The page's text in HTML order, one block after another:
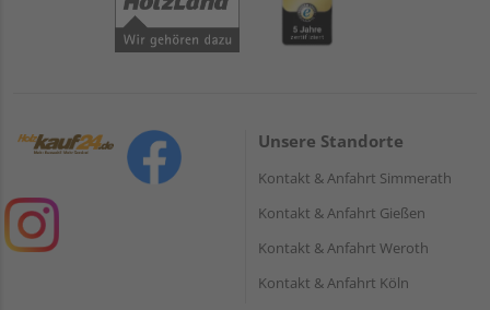
Unsere Standorte
Kontakt & Anfahrt Simmerath
Kontakt & Anfahrt Gießen
Kontakt & Anfahrt Weroth
Kontakt & Anfahrt Köln